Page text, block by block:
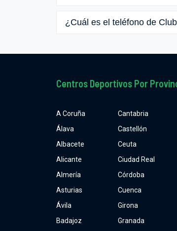
¿Cuál es el teléfono de
Centros Deportivos Por
A Coruña
Álava
Albacete
Alicante
Almería
Asturias
Ávila
Badajoz
Cantabria
Castellón
Ceuta
Ciudad Real
Córdoba
Cuenca
Girona
Granada